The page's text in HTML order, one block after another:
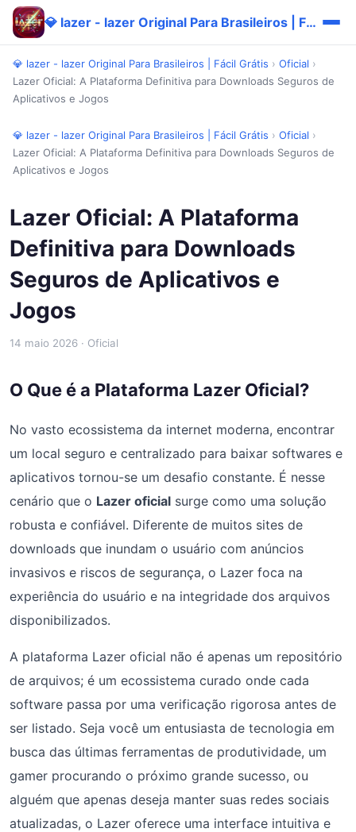
💎 lazer - lazer Original Para Brasileiros | Fácil Grátis
💎 lazer - lazer Original Para Brasileiros | Fácil Grátis › Oficial ›
Lazer Oficial: A Plataforma Definitiva para Downloads Seguros de
Aplicativos e Jogos
💎 lazer - lazer Original Para Brasileiros | Fácil Grátis › Oficial ›
Lazer Oficial: A Plataforma Definitiva para Downloads Seguros de
Aplicativos e Jogos
Lazer Oficial: A Plataforma
Definitiva para Downloads
Seguros de Aplicativos e
Jogos
14 maio 2026 · Oficial
O Que é a Plataforma Lazer Oficial?
No vasto ecossistema da internet moderna, encontrar
um local seguro e centralizado para baixar softwares e
aplicativos tornou-se um desafio constante. É nesse
cenário que o Lazer oficial surge como uma solução
robusta e confiável. Diferente de muitos sites de
downloads que inundam o usuário com anúncios
invasivos e riscos de segurança, o Lazer foca na
experiência do usuário e na integridade dos arquivos
disponibilizados.
A plataforma Lazer oficial não é apenas um repositório
de arquivos; é um ecossistema curado onde cada
software passa por uma verificação rigorosa antes de
ser listado. Seja você um entusiasta de tecnologia em
busca das últimas ferramentas de produtividade, um
gamer procurando o próximo grande sucesso, ou
alguém que apenas deseja manter suas redes sociais
atualizadas, o Lazer oferece uma interface intuitiva e